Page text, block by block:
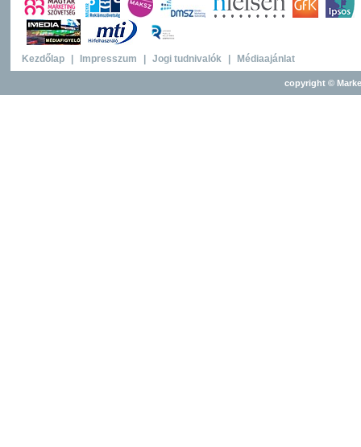
Kezdőlap Impresszum Jogi tudnivalók Médiaajánlat
copyright ©